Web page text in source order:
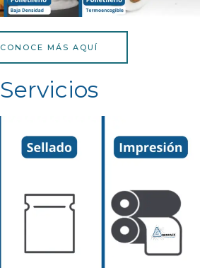
CONOCE MÁS AQUÍ
Servicios